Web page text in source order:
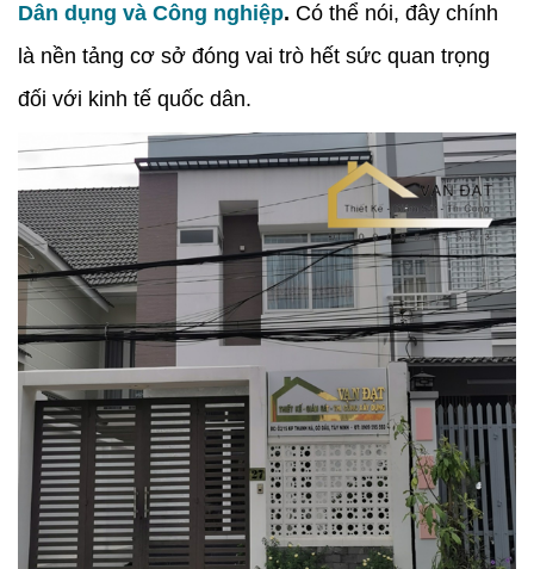
Dân dụng và Công nghiệp. Có thể nói, đây chính
là nền tảng cơ sở đóng vai trò hết sức quan trọng
đối với kinh tế quốc dân.